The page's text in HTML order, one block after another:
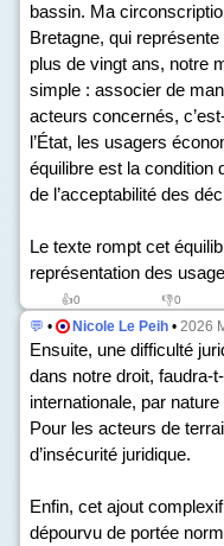
bassin. Ma
Bretagne, qui
plus de vingt ans, notre
simple : associer de
acteurs concernés,
l’État, les usagers
équilibre est la condition
de l’acceptabilité des
Le texte rompt cet
représentation des
👍0 👎0
💬 • Nicole Le Peih • 2026
Ensuite, une difficulté
dans notre droit, faudra-
internationale, par
Pour les acteurs de
d’insécurité juridique.
Enfin, cet ajout
dépourvu de portée